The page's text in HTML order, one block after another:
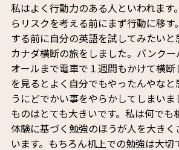
私はよく行動力のある人といわれます
らリスクを考える前にまず行動に移す
する前に自分の英語を試してみたい
カナダ横断の旅をしました。バンク
オールまで電車で１週間もかけて横
を見るとよく自分でもやったんやなと
うにどでかい事をやらかしてしまい
ものはとても大きいです。私は何でも
体験に基づく勉強のほうが人を大き
います。もちろん机上での勉強は大切